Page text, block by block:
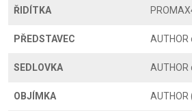
ŘIDÍTKA
PŘEDSTAVEC AUTHOR
SEDLOVKA
OBJÍMKA AUTHOR